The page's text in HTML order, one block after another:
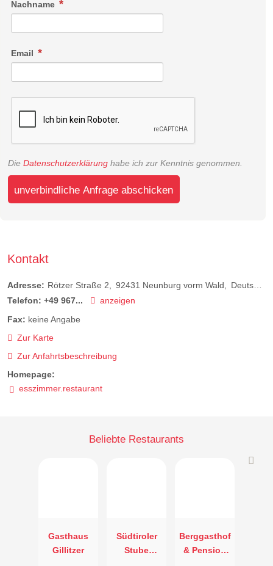
Nachname
Email
Die Datenschutzerklärung habe ich zur Kenntnis genommen.
unverbindliche Anfrage abschicken
Kontakt
Adresse: Rötzer Straße 2 92431 Neunburg vorm Wald
Deutschland
Telefon: +49 967...
anzeigen
Fax: keine Angabe
Zur Karte
Zur Anfahrtsbeschreibung
Homepage:
esszimmer.restaurant
Beliebte Restaurants
Gasthaus
Gillitzer
Südtiroler
Stube
Berggasthof
& Pension